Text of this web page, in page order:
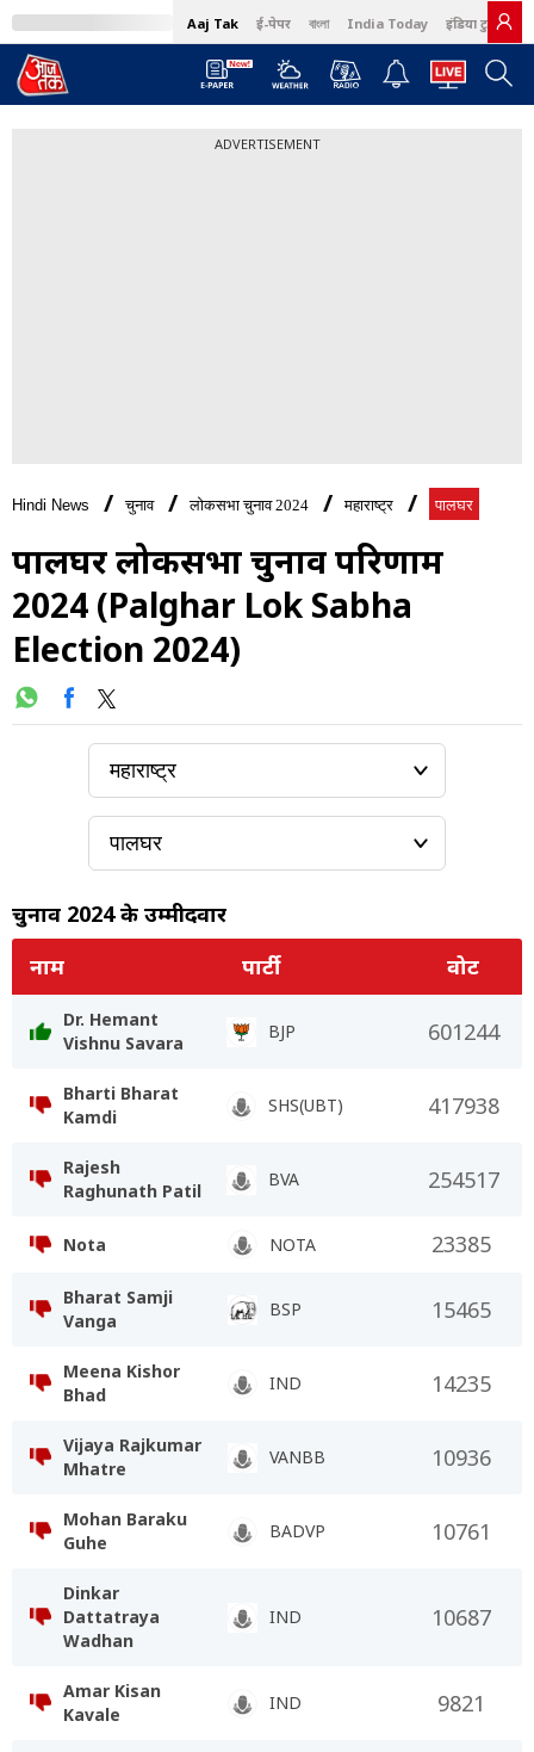
Aaj Tak ई-पेपर বাংলা India Today इंडिया टुडे हिंदी
ADVERTISEMENT
Hindi News चुनाव लोकसभा चुनाव 2024 महाराष्ट्र पालघर
पालघर लोकसभा चुनाव परिणाम
2024 (Palghar Lok Sabha
Election 2024)
चुनाव 2024 के उम्मीदवार
नाम
पार्टी वोट
Dr. Hemant
Vishnu Savara
BJP 601244
Bharti Bharat
Kamdi
SHS(UBT) 417938
Rajesh
Raghunath Patil
BVA 254517
Nota NOTA 23385
Bharat Samji
Vanga
BSP 15465
Meena Kishor
Bhad
IND 14235
Vijaya Rajkumar
Mhatre
VANBB 10936
Mohan Baraku
Guhe
BADVP 10761
Dinkar
Dattatraya
Wadhan
IND 10687
Amar Kisan
Kavale
IND 9821